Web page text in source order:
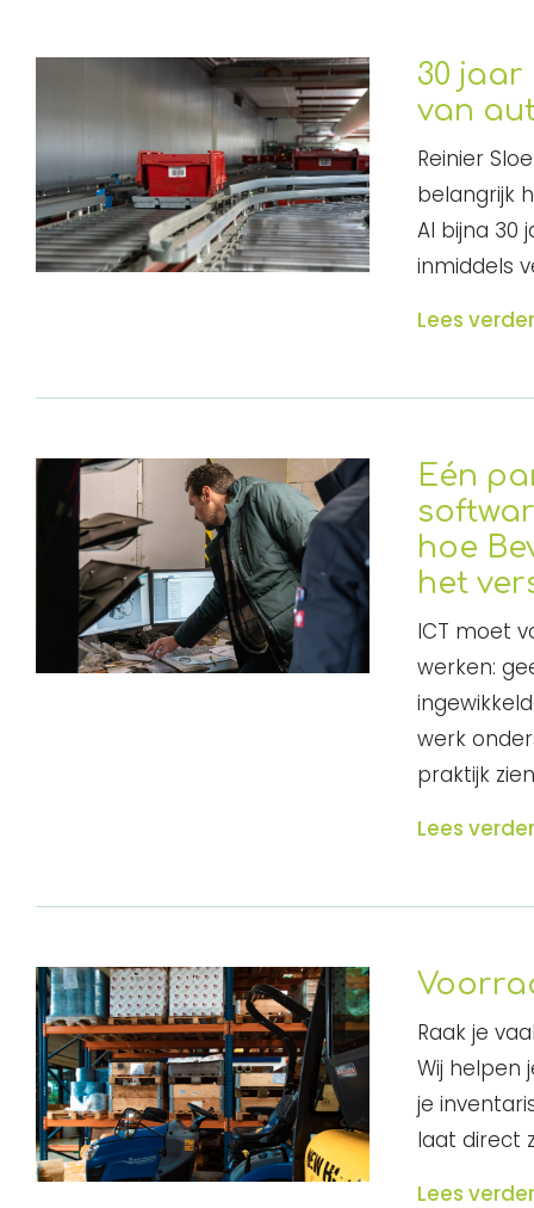
30
van
Reinier
belangrijk
Al bijna 30
inmiddels
Lees verder
Eén
hoe
het
ICT moet
werken:
werk
praktijk
Lees verder
Raak je
Wij helpen
je
laat direct
Lees verder